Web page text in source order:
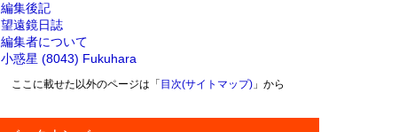
編集後記
望遠鏡日誌
編集者について
小惑星 (8043) Fukuhara
ここに載せた以外のページは「 目次(サイトマップ)」から